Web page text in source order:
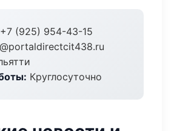
+7 (925) 954-43-15
Круглосуточно